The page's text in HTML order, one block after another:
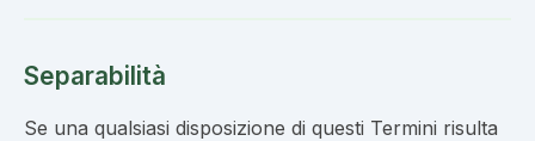
Separabilità
Se una qualsiasi disposizione di questi Termini risulta